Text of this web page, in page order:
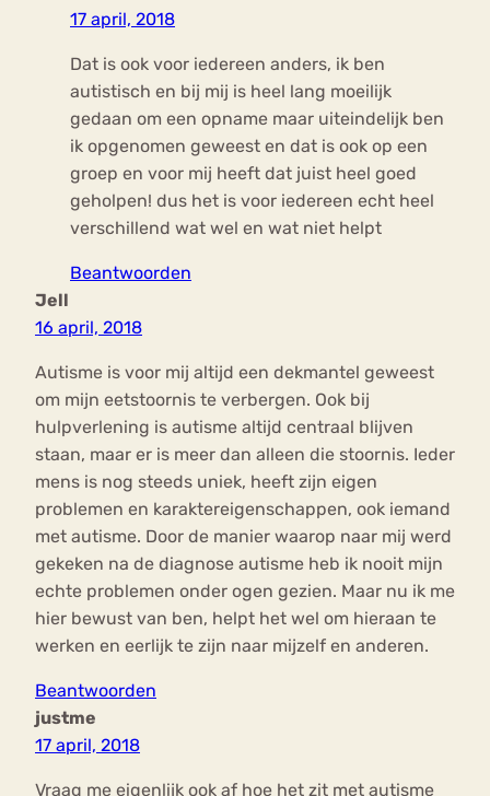
17 april, 2018
Dat is ook voor iedereen anders, ik ben
autistisch en bij mij is heel lang moeilijk
gedaan om een opname maar uiteindelijk ben
ik opgenomen geweest en dat is ook op een
groep en voor mij heeft dat juist heel goed
geholpen! dus het is voor iedereen echt heel
verschillend wat wel en wat niet helpt
Beantwoorden
Jell
16 april, 2018
Autisme is voor mij altijd een dekmantel geweest
om mijn eetstoornis te verbergen. Ook bij
hulpverlening is autisme altijd centraal blijven
staan, maar er is meer dan alleen die stoornis. Ieder
mens is nog steeds uniek, heeft zijn eigen
problemen en karaktereigenschappen, ook iemand
met autisme. Door de manier waarop naar mij werd
gekeken na de diagnose autisme heb ik nooit mijn
echte problemen onder ogen gezien. Maar nu ik me
hier bewust van ben, helpt het wel om hieraan te
werken en eerlijk te zijn naar mijzelf en anderen.
Beantwoorden
justme
17 april, 2018
Vraag me eigenlijk ook af hoe het zit met autisme